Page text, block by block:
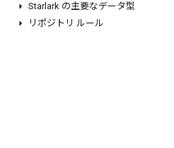
Starlark の主要なデータ型
リポジトリ ルール